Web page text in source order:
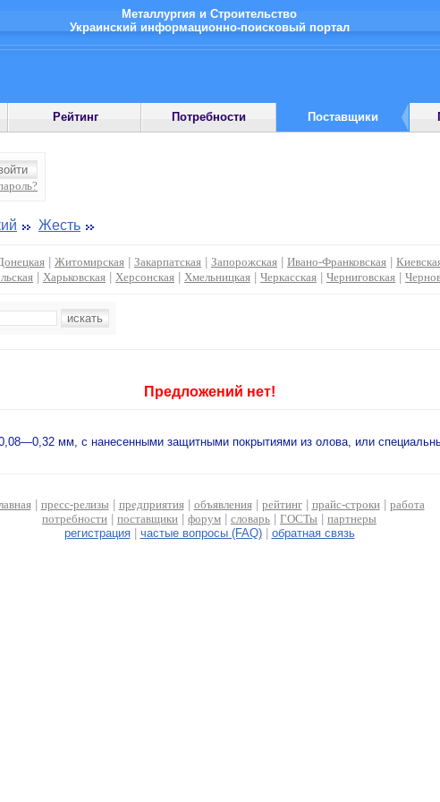
Металлургия и Строительство
Украинский информационно-поисковый портал
Рейтинг Потребности Поставщики
Жесть
Житомирская Закарпатская Запорожская Ивано-Франковская
Харьковская Херсонская Хмельницкая Черкасская Черниговская
Предложений нет!
мм, с нанесенными защитными покрытиями из олова, или
| пресс-релизы предприятия| объявления| рейтинг| прайс-строки| работа
потребности
поставщики форум словарь ГОСТы
партнеры
регистрация| частые вопросы (FAQ)| обратная связь